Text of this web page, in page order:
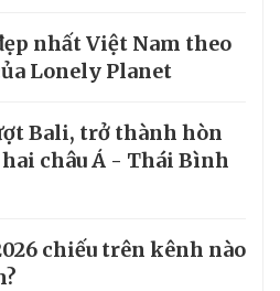
nhất Việt Nam theo
Lonely Planet
Bali, trở thành hòn
châu Á - Thái Bình
chiếu trên kênh nào